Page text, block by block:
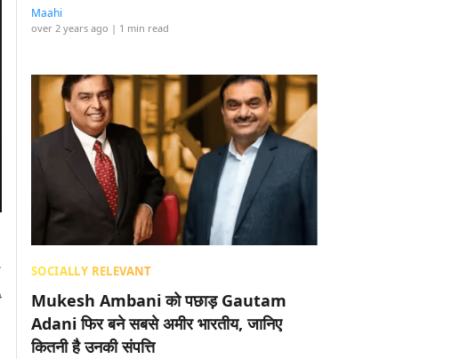
Maahi
over 2 years ago | 1 min read
SOCIALLY RELEVANT
Mukesh Ambani को पछाड़ Gautam
Adani फिर बने सबसे अमीर भारतीय, जानिए
कितनी है उनकी संपत्ति